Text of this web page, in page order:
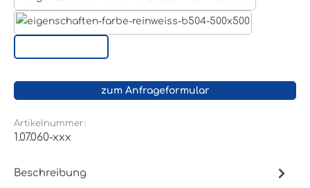
Weißaluminium- RAL 9006
zum Anfrageformular
Artikelnummer:
1.07.060-xxx
Beschreibung